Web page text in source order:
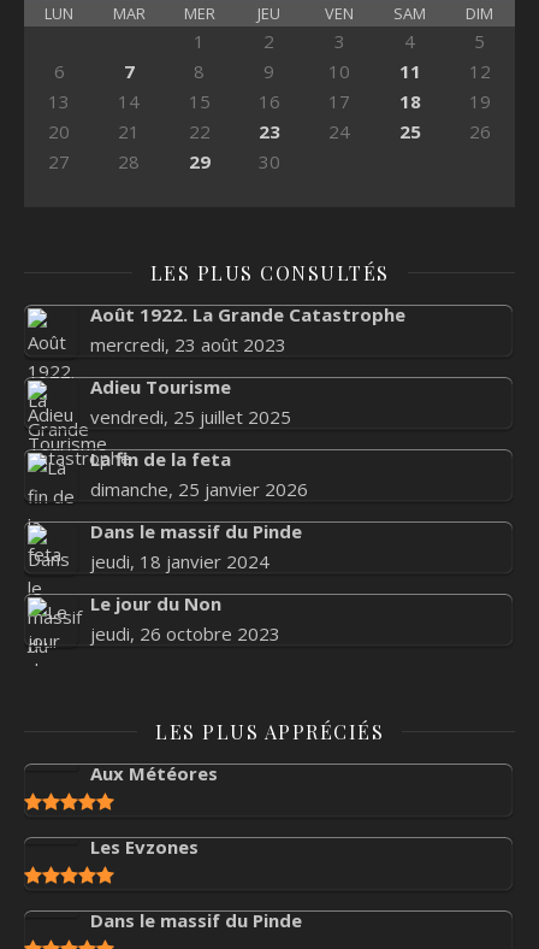
LUN MAR MER JEU VEN SAM DIM
1 2 3 4
5
6
7 8 9 10 11
12
13
14 15 16 17 18
19
20
21 22 23 24 25
26
27
28 29 30
LES PLUS CONSULTÉS
Août 1922. La Grande Catastrophe
mercredi, 23 août 2023
Adieu Tourisme
vendredi, 25 juillet 2025
La fin de la feta
dimanche, 25 janvier 2026
Dans le massif du Pinde
jeudi, 18 janvier 2024
Le jour du Non
jeudi, 26 octobre 2023
LES PLUS APPRÉCIÉS
Aux Météores
Les Evzones
Dans le massif du Pinde